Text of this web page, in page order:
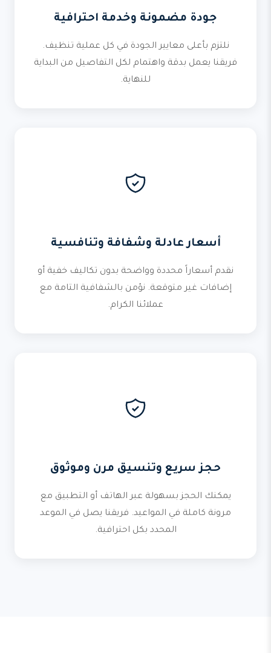
جودة مضمونة وخدمة احترافية
نلتزم بأعلى معايير الجودة في كل عملية تنظيف.
فريقنا يعمل بدقة واهتمام لكل التفاصيل من البداية
للنهاية.
أسعار عادلة وشفافة وتنافسية
نقدم أسعاراً محددة وواضحة بدون تكاليف خفية أو
إضافات غير متوقعة. نؤمن بالشفافية التامة مع
عملائنا الكرام.
حجز سريع وتنسيق مرن وموثوق
يمكنك الحجز بسهولة عبر الهاتف أو التطبيق مع
مرونة كاملة في المواعيد. فريقنا يصل في الموعد
المحدد بكل احترافية.